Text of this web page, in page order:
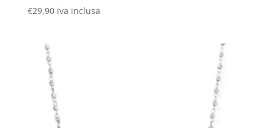
€29,90 iva inclusa